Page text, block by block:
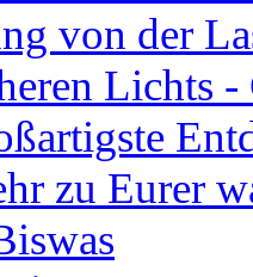
von der
Lichts
zu Eurer